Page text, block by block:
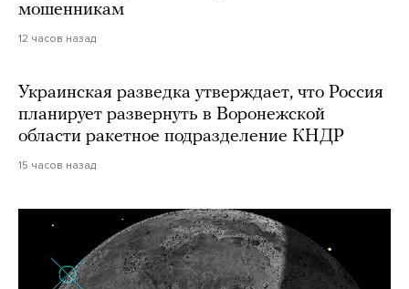
мошенникам
12 часов назад
Украинская разведка утверждает, что Россия
планирует развернуть в Воронежской
области ракетное подразделение КНДР
15 часов назад